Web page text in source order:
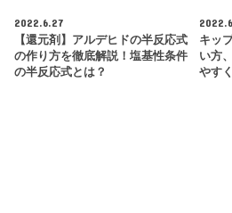
2022.6.27
【還元剤】アルデヒドの半反応式
の作り方を徹底解説！塩基性条件
の半反応式とは？
キッ
い方
やす